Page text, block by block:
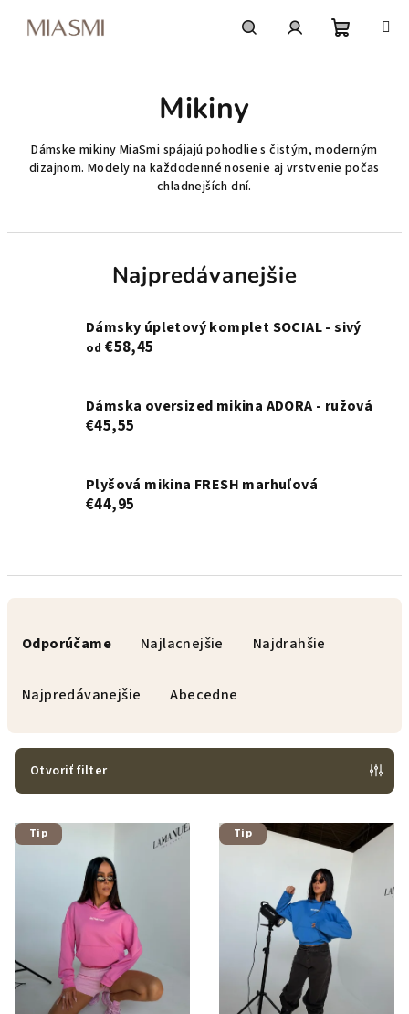
Mikiny
Dámske mikiny MiaSmi spájajú pohodlie s čistým, moderným
dizajnom. Modely na každodenné nosenie aj vrstvenie počas
chladnejších dní.
Najpredávanejšie
Dámsky úpletový komplet SOCIAL - sivý
od €58,45
Dámska oversized mikina ADORA - ružová
€45,55
Plyšová mikina FRESH marhuľová
€44,95
p
r
o
o
Odporúčame Najlacnejšie Najdrahšie
Najpredávanejšie Abecedne
Otvoriť filter
V
ý
r
o
Tip Tip